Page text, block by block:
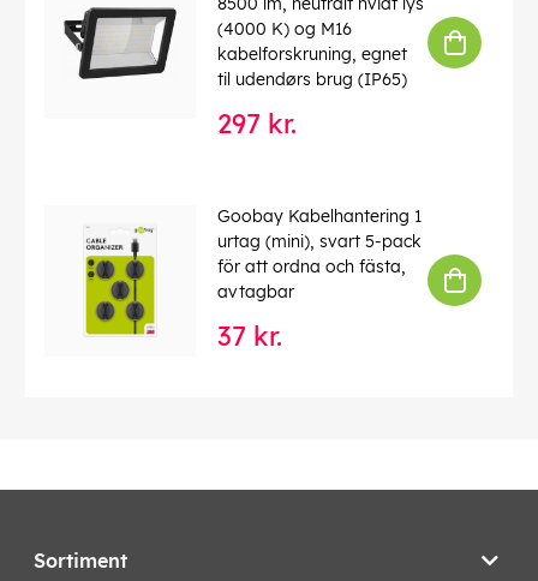
(4000 K) og M16
kabelforskruning, egnet
til udendørs brug (IP65)
297 kr.
Goobay Kabelhantering 1
urtag (mini), svart 5-pack
för att ordna och fästa,
avtagbar
37 kr.
Sortiment